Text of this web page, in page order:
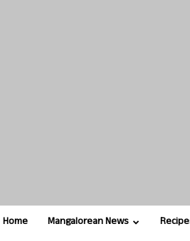
Home Mangalorean News